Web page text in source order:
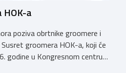
HOK-a
poziva obrtnike groomere i
groomera HOK-a, koji će
godine u Kongresnom centru